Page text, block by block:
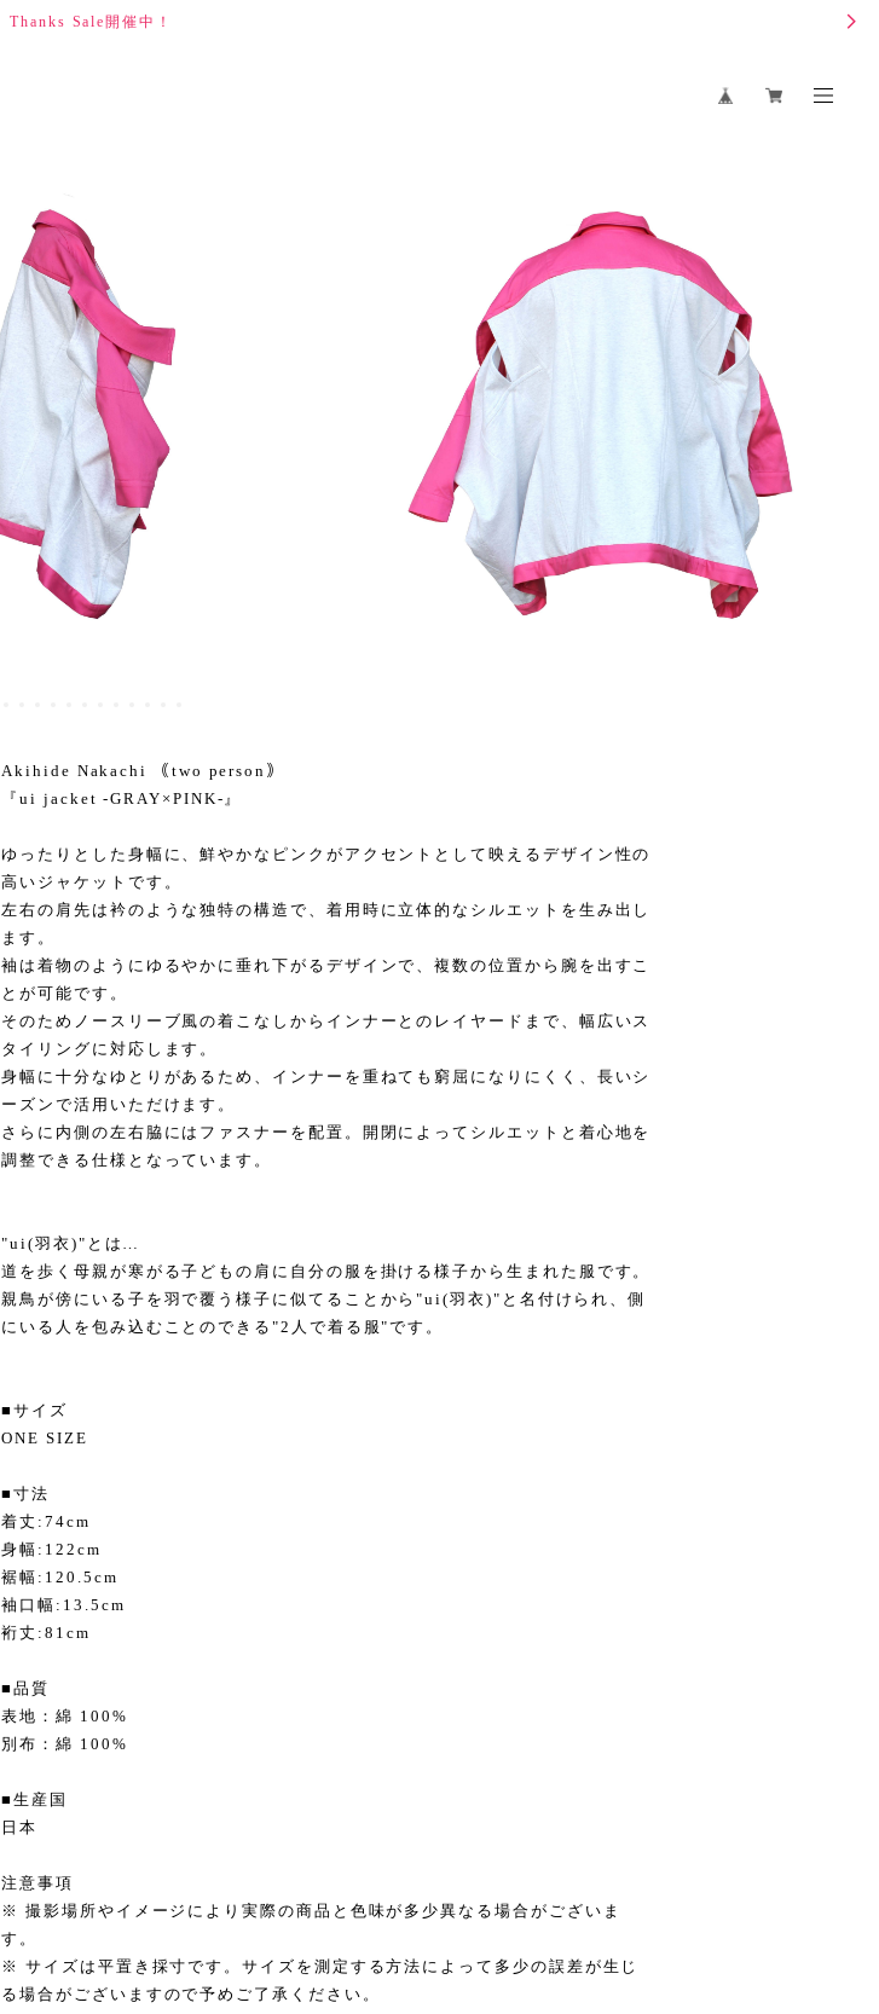
Thanks Sale開催中！
Akihide Nakachi ｟two person｠
『ui jacket -GRAY×PINK-』
ゆったりとした身幅に、鮮やかなピンクがアクセントとして映えるデザイン性の
高いジャケットです。
左右の肩先は衿のような独特の構造で、着用時に立体的なシルエットを生み出し
ます。
袖は着物のようにゆるやかに垂れ下がるデザインで、複数の位置から腕を出すこ
とが可能です。
そのためノースリーブ風の着こなしからインナーとのレイヤードまで、幅広いス
タイリングに対応します。
身幅に十分なゆとりがあるため、インナーを重ねても窮屈になりにくく、長いシ
ーズンで活用いただけます。
さらに内側の左右脇にはファスナーを配置。開閉によってシルエットと着心地を
調整できる仕様となっています。
"ui(羽衣)"とは…
道を歩く母親が寒がる子どもの肩に自分の服を掛ける様子から生まれた服です。
親鳥が傍にいる子を羽で覆う様子に似てることから"ui(羽衣)"と名付けられ、側
にいる人を包み込むことのできる"2人で着る服"です。
■サイズ
ONE SIZE
■寸法
着丈:74cm
身幅:122cm
裾幅:120.5cm
袖口幅:13.5cm
裄丈:81cm
■品質
表地：綿 100%
別布：綿 100%
■生産国
日本
注意事項
※ 撮影場所やイメージにより実際の商品と色味が多少異なる場合がございま
す。
※ サイズは平置き採寸です。サイズを測定する方法によって多少の誤差が生じ
る場合がございますので予めご了承ください。